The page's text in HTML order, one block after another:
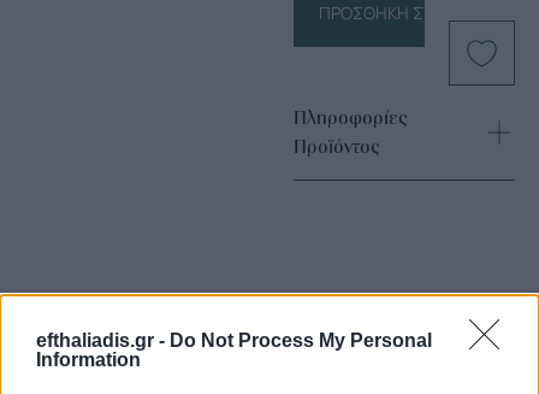
efthaliadis.gr - Do Not Process My Personal
Information
ΠΡΟΣΘΉΚΗ ΣΤΟ ΚΑΛΆΘΙ
Πληροφορίες
Προϊόντος